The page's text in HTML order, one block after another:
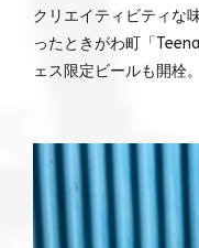
クリエイティビティな
ったときがわ町「
ェス限定ビールも開栓。